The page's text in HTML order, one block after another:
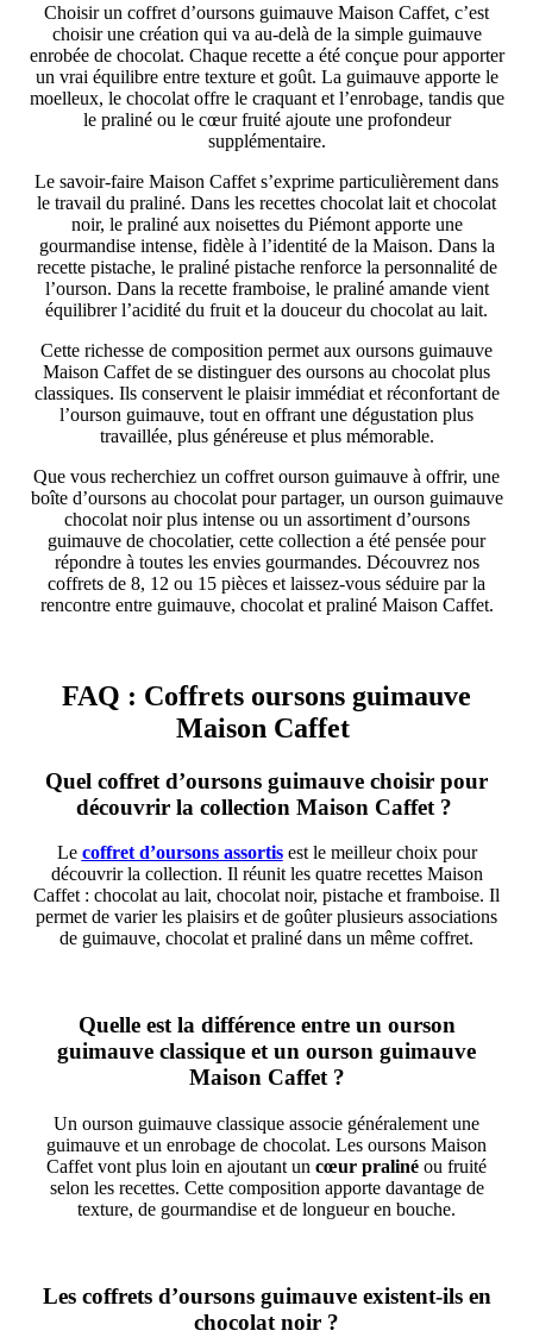
Choisir un coffret d’oursons guimauve Maison Caffet, c’est
choisir une création qui va au-delà de la simple guimauve
enrobée de chocolat. Chaque recette a été conçue pour apporter
un vrai équilibre entre texture et goût. La guimauve apporte le
moelleux, le chocolat offre le craquant et l’enrobage, tandis que
le praliné ou le cœur fruité ajoute une profondeur
supplémentaire.
Le savoir-faire Maison Caffet s’exprime particulièrement dans
le travail du praliné. Dans les recettes chocolat lait et chocolat
noir, le praliné aux noisettes du Piémont apporte une
gourmandise intense, fidèle à l’identité de la Maison. Dans la
recette pistache, le praliné pistache renforce la personnalité de
l’ourson. Dans la recette framboise, le praliné amande vient
équilibrer l’acidité du fruit et la douceur du chocolat au lait.
Cette richesse de composition permet aux oursons guimauve
Maison Caffet de se distinguer des oursons au chocolat plus
classiques. Ils conservent le plaisir immédiat et réconfortant de
l’ourson guimauve, tout en offrant une dégustation plus
travaillée, plus généreuse et plus mémorable.
Que vous recherchiez un coffret ourson guimauve à offrir, une
boîte d’oursons au chocolat pour partager, un ourson guimauve
chocolat noir plus intense ou un assortiment d’oursons
guimauve de chocolatier, cette collection a été pensée pour
répondre à toutes les envies gourmandes. Découvrez nos
coffrets de 8, 12 ou 15 pièces et laissez-vous séduire par la
rencontre entre guimauve, chocolat et praliné Maison Caffet.
FAQ : Coffrets oursons guimauve
Maison Caffet
Quel coffret d’oursons guimauve choisir pour
découvrir la collection Maison Caffet ?
Le coffret d’oursons assortisest le meilleur choix pour
découvrir la collection. Il réunit les quatre recettes Maison
Caffet : chocolat au lait, chocolat noir, pistache et framboise. Il
permet de varier les plaisirs et de goûter plusieurs associations
de guimauve, chocolat et praliné dans un même coffret.
Quelle est la différence entre un ourson
guimauve classique et un ourson guimauve
Maison Caffet ?
Un ourson guimauve classique associe généralement une
guimauve et un enrobage de chocolat. Les oursons Maison
Caffet vont plus loin en ajoutant un cœur praliné ou fruité
selon les recettes. Cette composition apporte davantage de
texture, de gourmandise et de longueur en bouche.
Les coffrets d’oursons guimauve existent-ils en
chocolat noir ?